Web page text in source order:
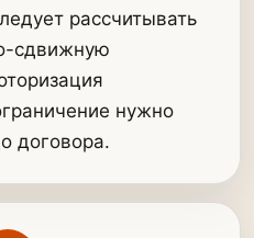
рассчитывать
сдвижную
нужно
договора.